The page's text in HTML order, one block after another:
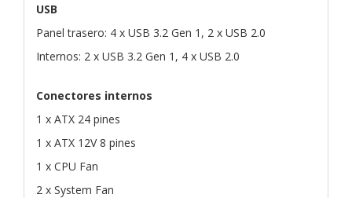
USB
Panel trasero: 4 x USB 3.2 Gen 1, 2 x USB 2.0
Internos: 2 x USB 3.2 Gen 1, 4 x USB 2.0
Conectores internos
1 x ATX 24 pines
1 x ATX 12V 8 pines
1 x CPU Fan
2 x System Fan